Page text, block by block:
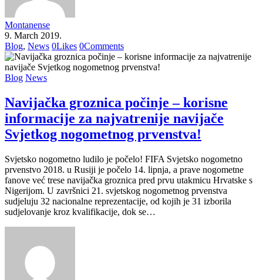
Montanense
9. March 2019.
Blog, News 0Likes 0Comments
Blog News
Navijačka groznica počinje – korisne
informacije za najvatrenije navijače
Svjetkog nogometnog prvenstva!
Svjetsko nogometno ludilo je počelo! FIFA Svjetsko nogometno
prvenstvo 2018. u Rusiji je počelo 14. lipnja, a prave nogometne
fanove već trese navijačka groznica pred prvu utakmicu Hrvatske s
Nigerijom. U završnici 21. svjetskog nogometnog prvenstva
sudjeluju 32 nacionalne reprezentacije, od kojih je 31 izborila
sudjelovanje kroz kvalifikacije, dok se…